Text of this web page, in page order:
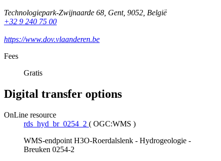
Technologiepark-Zwijnaarde 68, Gent, 9052, België
+32 9 240 75 00
https://www.dov.vlaanderen.be
Fees
Gratis
Digital transfer options
OnLine resource
rds_hyd_br_0254_2 ( OGC:WMS )
WMS-endpoint H3O-Roerdalslenk - Hydrogeologie -
Breuken 0254-2